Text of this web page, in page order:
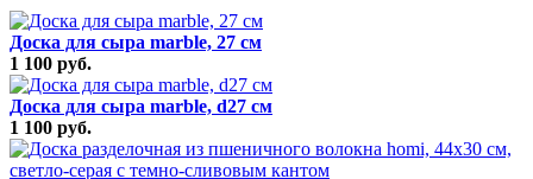
Доска для сыра marble, 27 см
1 100 руб.
Доска для сыра marble, d27 см
1 100 руб.